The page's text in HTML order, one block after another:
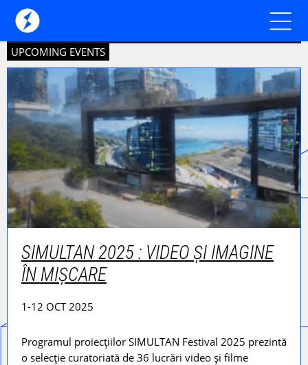
UPCOMING EVENTS
SIMULTAN 2025 : VIDEO ȘI IMAGINE
ÎN MIȘCARE
1-12 OCT 2025
Programul proiecțiilor SIMULTAN Festival 2025 prezintă
o selecție curatoriată de 36 lucrări video și filme